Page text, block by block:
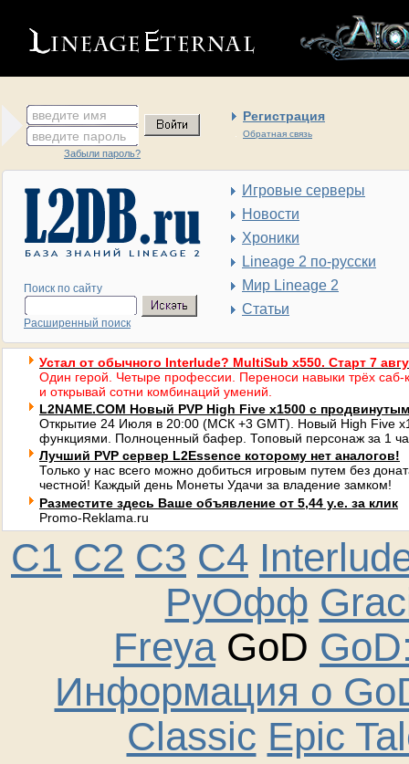
введите имя Регистрация
Обратная связь
введите пароль
Забыли пароль?
Поиск по сайту
Расширенный поиск
Игровые серверы
Новости
Хроники
Lineage 2 по-русски
Мир Lineage 2
Статьи
Устал от обычного Interlude? MultiSub x550. Старт 7
Один герой. Четыре профессии. Переноси навыки трёх саб-
и открывай сотни комбинаций умений.
L2NAME.COM Новый PVP High Five x1500 с
Открытие 24 Июля в 20:00 (МСК +3 GMT). Новый High Five
функциями. Полноценный бафер. Топовый персонаж за 1
Лучший PVP сервер L2Essence которому нет аналогов!
Только у нас всего можно добиться игровым путем без
честной! Каждый день Монеты Удачи за владение замком!
Разместите здесь Ваше объявление от 5,44 у.е. за клик
Promo-Reklama.ru
C1 C2 C3 C4
РуОфф
FreyaGoD
Информация о
Classic Epic